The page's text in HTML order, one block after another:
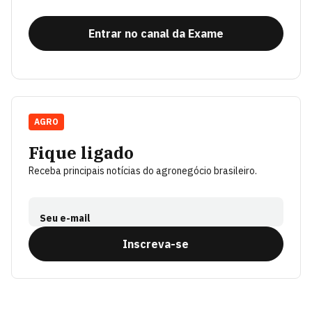
Entrar no canal da Exame
Fique ligado
Receba principais notícias do agronegócio brasileiro.
Seu e-mail
Inscreva-se
AGRO